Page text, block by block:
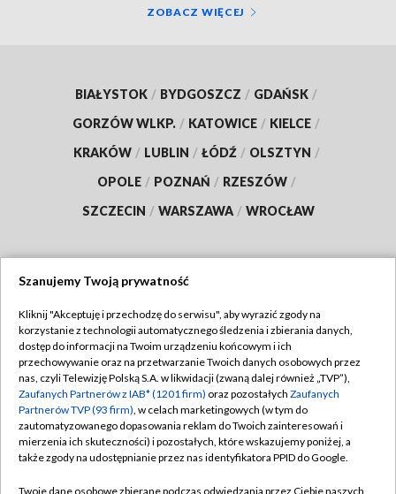
ZOBACZ WIĘCEJ
BIAŁYSTOK / BYDGOSZCZ / GDAŃSK /
GORZÓW WLKP. / KATOWICE / KIELCE /
KRAKÓW / LUBLIN / ŁÓDŹ / OLSZTYN /
OPOLE / POZNAŃ / RZESZÓW /
SZCZECIN / WARSZAWA / WROCŁAW
TVP
Abonament TVP
Emisja w TVP
Centrum informacji TVP
Naziemna Telewizja Cyfrowa
Regulamin TVP
Polityka prywatności
Moje zgody
Pomoc
Szanujemy Twoją prywatność
Kliknij "Akceptuję i przechodzę do serwisu", aby wyrazić zgody na
korzystanie z technologii automatycznego śledzenia i zbierania danych,
dostęp do informacji na Twoim urządzeniu końcowym i ich
przechowywanie oraz na przetwarzanie Twoich danych osobowych przez
nas, czyli Telewizję Polską S.A. w likwidacji (zwaną dalej również „TVP”),
Zaufanych Partnerów z IAB* (1201 firm) oraz pozostałych Zaufanych
Partnerów TVP (93 firm), w celach marketingowych (w tym do
zautomatyzowanego dopasowania reklam do Twoich zainteresowań i
mierzenia ich skuteczności) i pozostałych, które wskazujemy poniżej, a
także zgody na udostępnianie przez nas identyfikatora PPID do Google.
Twoje dane osobowe zbierane podczas odwiedzania przez Ciebie naszych